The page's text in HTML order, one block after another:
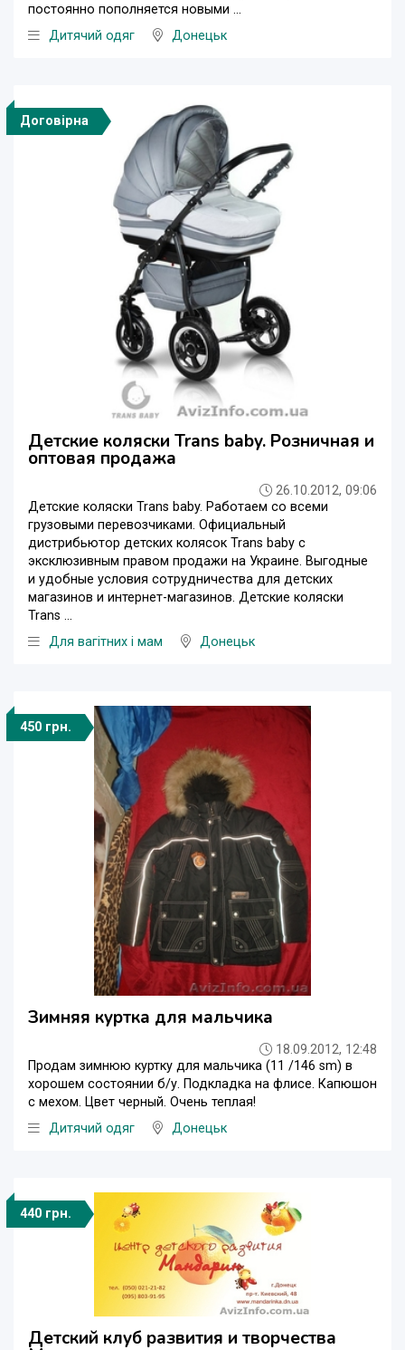
постоянно пополняется новыми ...
Дитячий одяг
Донецьк
Договірна
Детские коляски Trans baby. Розничная и
оптовая продажа
26.10.2012, 09:06
Детские коляски Trans baby. Работаем со всеми
грузовыми перевозчиками. Официальный
дистрибьютор детских колясок Trans baby с
эксклюзивным правом продажи на Украине. Выгодные
и удобные условия сотрудничества для детских
магазинов и интернет-магазинов. Детские коляски
Trans ...
Для вагітних і мам
Донецьк
450 грн.
Зимняя куртка для мальчика
18.09.2012, 12:48
Продам зимнюю куртку для мальчика (11 /146 sm) в
хорошем состоянии б/у. Подкладка на флисе. Капюшон
с мехом. Цвет черный. Очень теплая!
Дитячий одяг
Донецьк
440 грн.
Детский клуб развития и творчества